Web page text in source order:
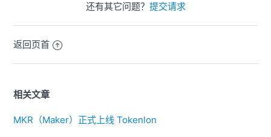
还有其它问题？ 提交请求
返回页首
相关文章
MKR（Maker）正式上线 Tokenlon